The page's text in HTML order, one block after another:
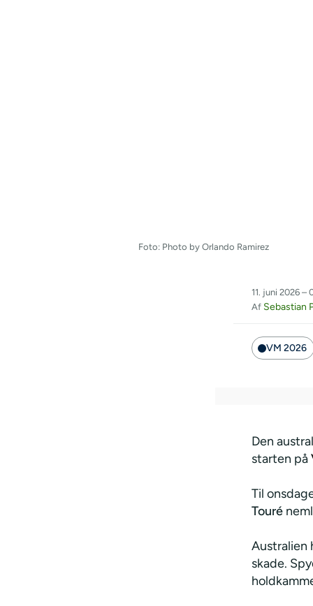
Foto: Photo by Orlando Ramirez
11. juni 2026 –
Af Sebastian
VM 2026
Den
starten på
Til
Touré
Australien
skade.